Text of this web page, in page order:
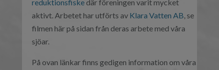
reduktionsfiskedär föreningen varit mycket
aktivt. Arbetet har utförts av Klara Vatten AB, se
filmen här på sidan från deras arbete med våra
sjöar.
På ovan länkar finns gedigen information om våra